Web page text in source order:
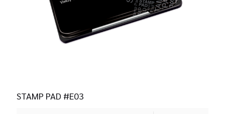
STAMP PAD #E03